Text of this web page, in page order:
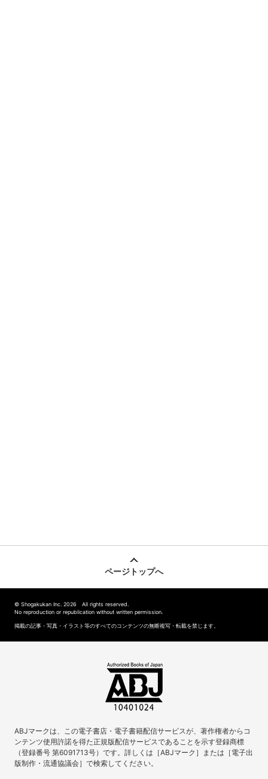
ページトップへ
© Shogakukan Inc. 2026 All rights reserved.
No reproduction or republication without written permission.
掲載の記事・写真・イラスト等のすべてのコンテンツの無断複写・転載を禁じます。
ABJマークは、この電子書店・電子書籍配信サービスが、著作権者からコ
ンテンツ使用許諾を得た正規版配信サービスであることを示す登録商標
（登録番号 第6091713号）です。詳しくは［ABJマーク］または［電子出
版制作・流通協議会］で検索してください。